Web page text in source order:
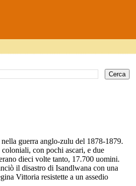
guerra anglo-zulu del 1878-1879.
con pochi ascari, e due
dieci volte tanto, 17.700 uomini.
il disastro di Isandlwana con una
Vittoria resistette a un assedio